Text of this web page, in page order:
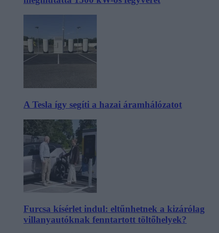
A Tesla így segíti a hazai áramhálózatot
Furcsa kísérlet indul: eltűnhetnek a kizárólag
villanyautóknak fenntartott töltőhelyek?